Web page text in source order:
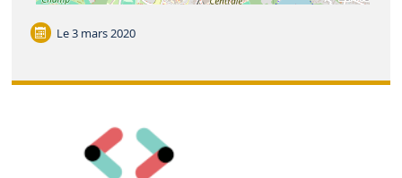
Le3 mars 2020